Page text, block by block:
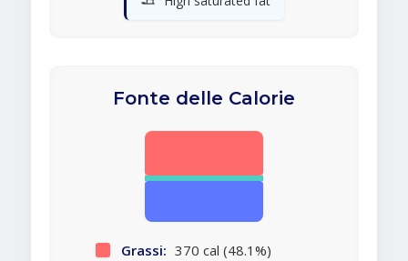
Fonte delle Calorie
Grassi: 370 cal (48.1%)